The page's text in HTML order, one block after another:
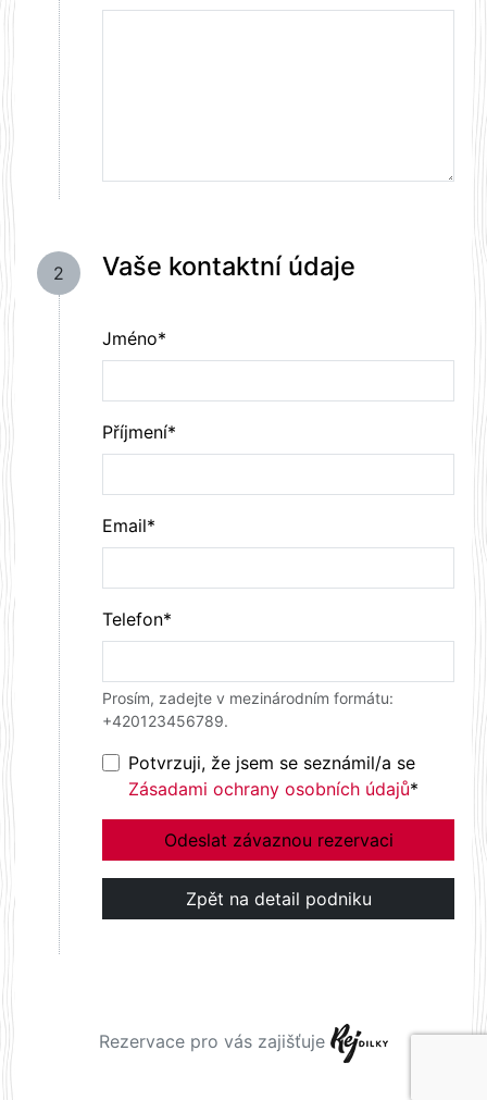
2 Vaše kontaktní údaje
Jméno*
Příjmení*
Email*
Telefon*
Prosím, zadejte v mezinárodním formátu:
+420123456789.
Potvrzuji, že jsem se seznámil/a se
Zásadami ochrany osobních údajů*
Rezervace pro vás zajišťuje